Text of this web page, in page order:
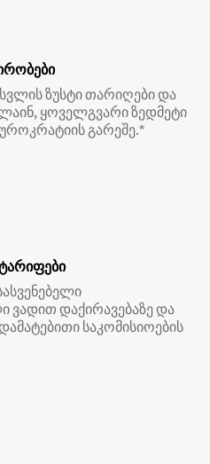
ზუსტი თარიღები და
ყოველგვარი ზედმეტი
გარეშე.*
ვადით დაქირავებაზე და
საკომისიოების